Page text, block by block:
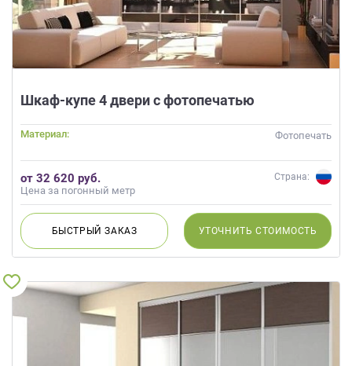
Шкаф-купе 4 двери с фотопечатью
Материал: Фотопечать
от 32 620 руб.
Цена за погонный метр
Страна:
БЫСТРЫЙЗАКАЗ УТОЧНИТЬ СТОИМОСТЬ